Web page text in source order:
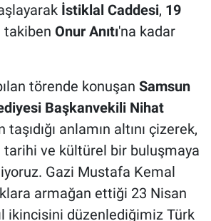
İstiklal Caddesi, 19
takiben Onur Anıtı'na kadar
törende konuşan Samsun
Başkanvekili Nihat
anlamın altını çizerek,
tarihi ve kültürel bir buluşmaya
Gazi Mustafa Kemal
armağan ettiği 23 Nisan
ikincisini düzenlediğimiz Türk